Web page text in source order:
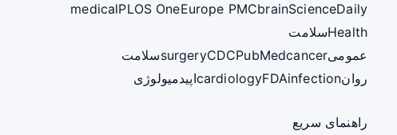
medicalPLOS OneEurope PMCbrainScienceDaily
Healthسلامت
عمومی
surgeryCDCPubMedcancer
سلامت
روان
cardiologyFDAinfection اپیدمیولوژی
راهنمای سریع